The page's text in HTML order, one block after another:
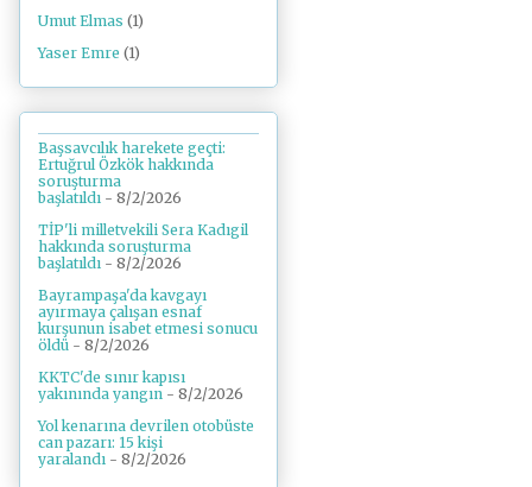
Umut Elmas (1)
Yaser Emre (1)
Başsavcılık harekete geçti:
Ertuğrul Özkök hakkında
soruşturma
başlatıldı - 8/2/2026
TİP'li milletvekili Sera Kadıgil
hakkında soruşturma
başlatıldı - 8/2/2026
Bayrampaşa'da kavgayı
ayırmaya çalışan esnaf
kurşunun isabet etmesi sonucu
öldü - 8/2/2026
KKTC'de sınır kapısı
yakınında yangın - 8/2/2026
Yol kenarına devrilen otobüste
can pazarı: 15 kişi
yaralandı - 8/2/2026